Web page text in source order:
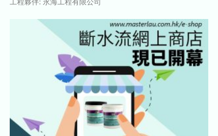
工程夥伴: 永海工程有限公司